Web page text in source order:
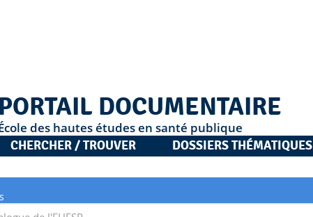
PORTAIL DOCUMENTAIRE
des hautes études en santé publique
CHERCHER / TROUVER DOSSIERS THÉMATIQUES